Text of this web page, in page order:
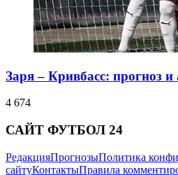
Заря – Кривбасс: прогноз
4 674
САЙТ ФУТБОЛ 24
РедакцияПрогнозыПолитика
сайтуКонтактыПравила